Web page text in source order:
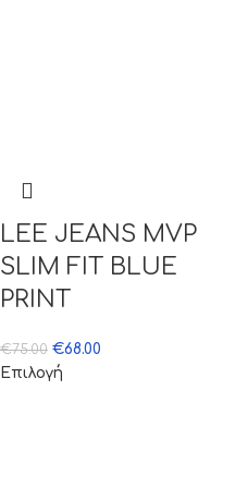
LEE JEANS MVP
SLIM FIT BLUE
PRINT
€75.00 €68.00
Επιλογή